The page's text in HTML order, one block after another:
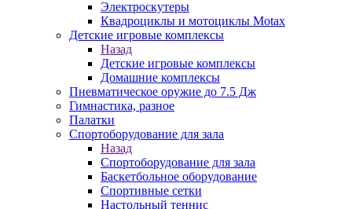
Электроскутеры
Квадроциклы и мотоциклы Motax
Детские игровые комплексы
Назад
Детские игровые комплексы
Домашние комплексы
Пневматическое оружие до 7.5 Дж
Гимнастика, разное
Палатки
Спортоборудование для зала
Назад
Спортоборудование для зала
Баскетбольное оборудование
Спортивные сетки
Настольный теннис